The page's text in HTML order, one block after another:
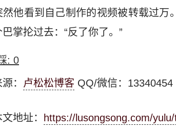
然他看到自己制作的视频被转载过万
掌抡过去：“反了你了。”
: 0
： 卢松松博客 QQ/微信：13340454
地址： https://lusongsong.com/